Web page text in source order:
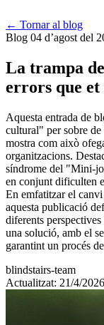
← Tornar al blog
Blog 04 d’agost del
La trampa
errors que
Aquesta entrada de
cultural" per sobre de
mostra com això
organitzacions.
síndrome del "Mini-
en conjunt dificulten
En emfatitzar el
aquesta publicació
diferents
una solució, amb el
garantint un procés
blindstairs-team
Actualitzat: 21/4/2026